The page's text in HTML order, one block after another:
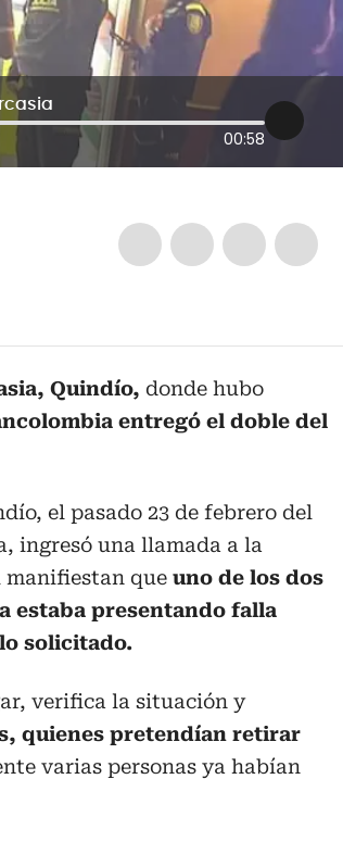
00:58
Quindío, donde hubo
entregó el doble del
el pasado 23 de febrero del
ingresó una llamada a la
que uno de los dos
estaba presentando falla
solicitado.
verifica la situación y
quienes pretendían retirar
varias personas ya habían